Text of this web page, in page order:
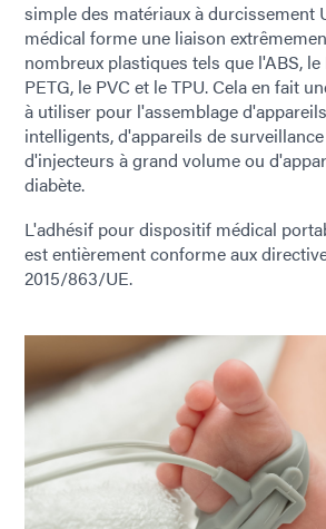
simple des matériaux à durcissement
médical forme une liaison
nombreux plastiques tels que l'ABS, le
PETG, le PVC et le TPU. Cela en fait
à utiliser pour l'assemblage
intelligents, d'appareils de
d'injecteurs à grand volume ou
diabète.
L'adhésif pour dispositif médical
est entièrement conforme aux
2015/863/UE.